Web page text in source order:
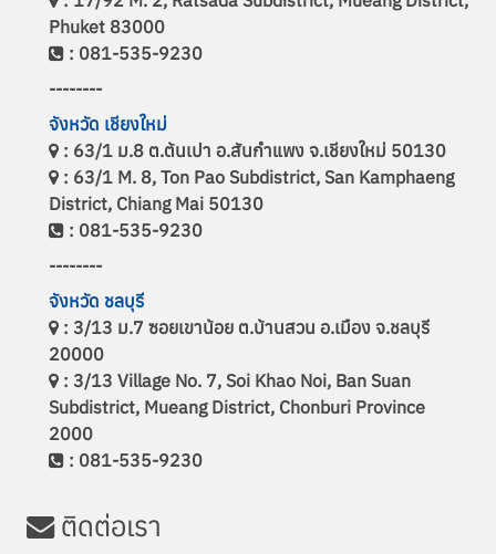
Phuket 83000
: 081-535-9230
--------
จังหวัด เชียงใหม่
: 63/1 ม.8 ต.ต้นเปา อ.สันกำแพง จ.เชียงใหม่ 50130
: 63/1 M. 8, Ton Pao Subdistrict, San Kamphaeng
District, Chiang Mai 50130
: 081-535-9230
--------
จังหวัด ชลบุรี
: 3/13 ม.7 ซอยเขาน้อย ต.บ้านสวน อ.เมือง จ.ชลบุรี
20000
: 3/13 Village No. 7, Soi Khao Noi, Ban Suan
Subdistrict, Mueang District, Chonburi Province
2000
: 081-535-9230
ติดต่อเรา